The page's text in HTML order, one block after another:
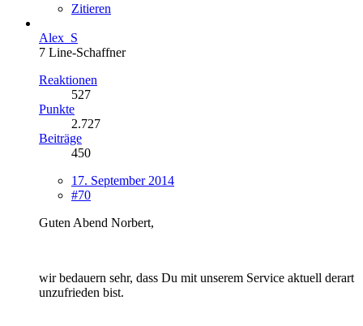
Zitieren
Alex_S
7 Line-Schaffner
Reaktionen
527
Punkte
2.727
Beiträge
450
17. September 2014
#70
Guten Abend Norbert,
wir bedauern sehr, dass Du mit unserem Service aktuell derart
unzufrieden bist.